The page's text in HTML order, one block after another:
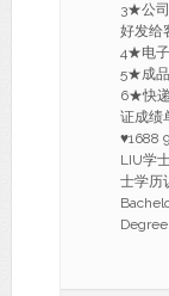
3★公
好发给
4★电子
5★成品
6★快
证成绩
♥1688
LIU学
士学历